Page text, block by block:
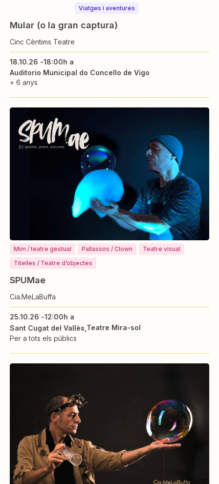
Viatges i aventures
Mular (o la gran captura)
Cinc Cèntims Teatre
18.10.26 -18:00h a
Auditorio Municipal do Concello de Vigo
+ 6 anys
Mim / teatre gestual Pallassos / Clown
Teatre visual
Titelles / Teatre d’objectes
SPUMae
Cia.MeLaBuffa
25.10.26 -12:00h a
Sant Cugat del Vallès Teatre Mira-sol
Per a tots els públics